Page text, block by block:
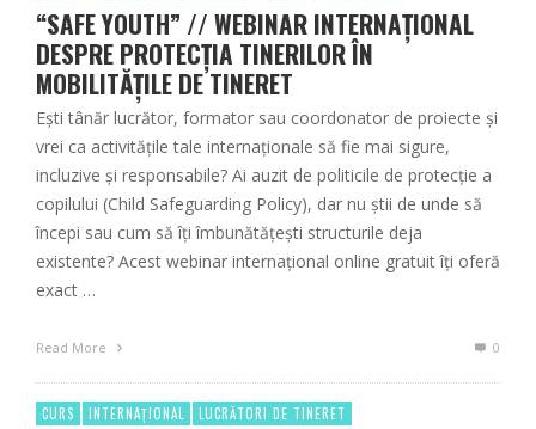
“SAFE YOUTH” // WEBINAR INTERNAȚIONAL
DESPRE PROTECȚIA TINERILOR ÎN
MOBILITĂȚILE DE TINERET
Ești tânăr lucrător, formator sau coordonator de proiecte și
vrei ca activitățile tale internaționale să fie mai sigure,
incluzive și responsabile? Ai auzit de politicile de protecție a
copilului (Child Safeguarding Policy), dar nu știi de unde să
începi sau cum să îți îmbunătățești structurile deja
existente? Acest webinar internațional online gratuit îți oferă
exact …
Read More 0
CURS INTERNAȚIONAL LUCRĂTORI DE TINERET